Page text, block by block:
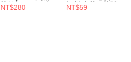
每筆NT$100，滿NT$700(含以上)免運費
棉純色Friendly帆
布袋-黃色
NT$280
污劑(台灣哥倫製)-
(Y4003)
NT$59